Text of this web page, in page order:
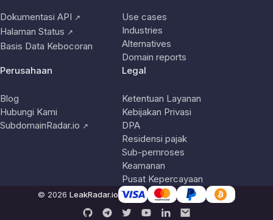
Dokumentasi API ↗
Halaman Status ↗
Basis Data Kebocoran
Use cases
Industries
Alternatives
Domain reports
Perusahaan
Blog
Hubungi Kami
SubdomainRadar.io ↗
Legal
Ketentuan Layanan
Kebijakan Privasi
DPA
Residensi pajak
Sub-pemroses
Keamanan
Pusat Kepercayaan
© 2026 LeakRadar.io